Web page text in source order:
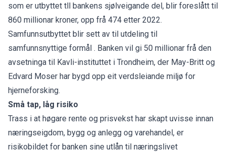
som er utbyttet tll bankens sjølveigande del, blir foreslått til
860 millionar kroner, opp frå 474 etter 2022.
Samfunnsutbyttet blir sett av til utdeling til
samfunnsnyttige formål . Banken vil gi 50 millionar frå den
avsetninga til Kavli-instituttet i Trondheim, der May-Britt og
Edvard Moser har bygd opp eit verdsleiande miljø for
hjerneforsking.
Små tap, låg risiko
Trass i at høgare rente og prisvekst har skapt uvisse innan
næringseigdom, bygg og anlegg og varehandel, er
risikobildet for banken sine utlån til næringslivet